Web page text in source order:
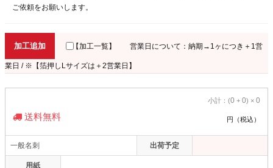
ご依頼をお願いします。
加工追加 【加工一覧】 営業日について：納期→1ヶにつき＋1営
業日 / ※【箔押しLサイズは＋2営業日】
一般名刺
用紙
出荷予定
小計：(0 + 0) × 0
送料無料 円（税込）